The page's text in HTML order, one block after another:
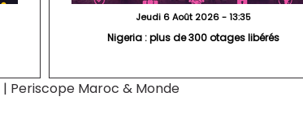
Jeudi 6 Août 2026 - 13:35
Nigeria : plus de 300 otages libérés
| Periscope Maroc & Monde